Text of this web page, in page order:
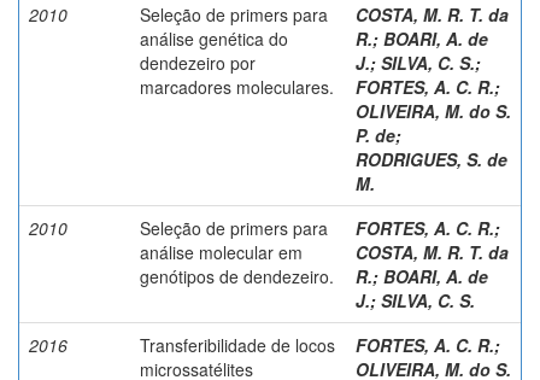
2010
Seleção de primers para
análise genética do
dendezeiro por
marcadores moleculares.
COSTA, M. R. T. da
R.; BOARI, A. de
J.; SILVA, C. S.;
FORTES, A. C. R.;
OLIVEIRA, M. do S.
P. de;
RODRIGUES, S. de
M.
2010
Seleção de primers para
análise molecular em
genótipos de dendezeiro.
FORTES, A. C. R.;
COSTA, M. R. T. da
R.; BOARI, A. de
J.; SILVA, C. S.
2016
Transferibilidade de locos
microssatélites
FORTES, A. C. R.;
OLIVEIRA, M. do S.